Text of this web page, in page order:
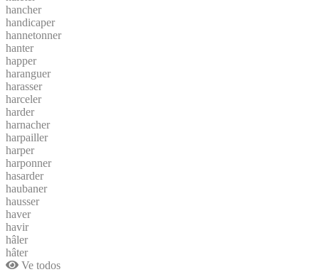
hancher
handicaper
hannetonner
hanter
happer
haranguer
harasser
harceler
harder
harnacher
harpailler
harper
harponner
hasarder
haubaner
hausser
haver
havir
hâler
hâter
Ve todos